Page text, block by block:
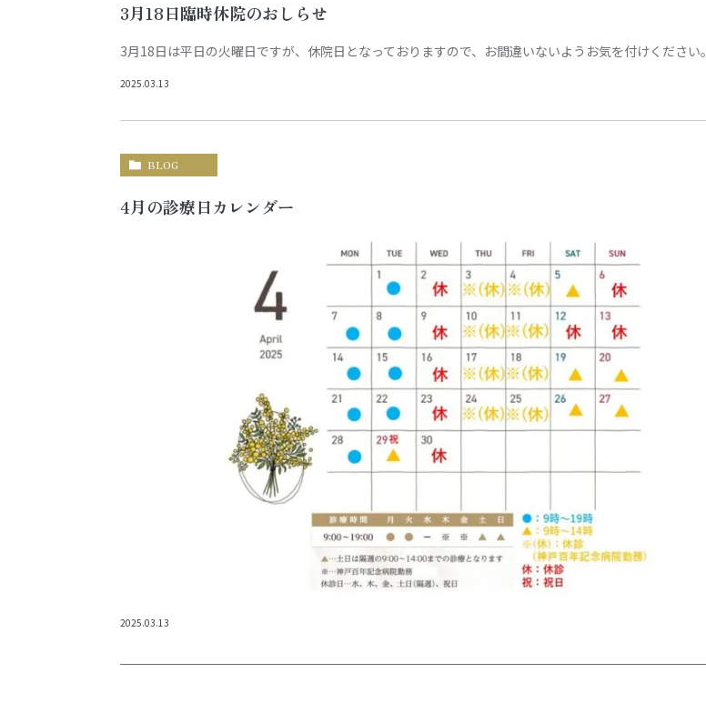
3月18日臨時休院のおしらせ
3月18日は平日の火曜日ですが、休院日となっておりますので、お間違いないようお気を付けください。
2025.03.13
BLOG
4月の診療日カレンダー
2025.03.13